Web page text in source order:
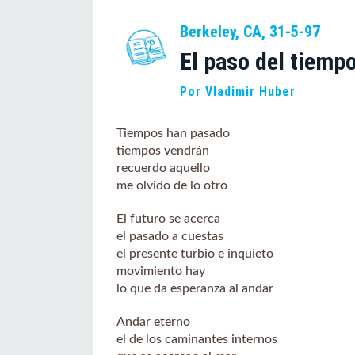
Berkeley, CA, 31-5-97
El paso del
Por Vladimir Huber
Tiempos han pasado
tiempos vendrán
recuerdo aquello
me olvido de lo otro
El futuro se acerca
el pasado a cuestas
el presente turbio e inquieto
movimiento hay
lo que da esperanza al andar
Andar eterno
el de los caminantes internos